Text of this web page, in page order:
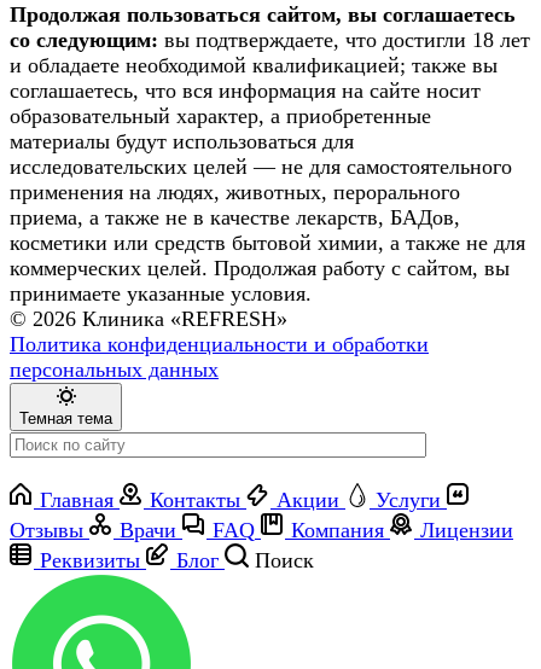
Продолжая пользоваться сайтом, вы соглашаетесь
со следующим: вы подтверждаете, что достигли 18 лет
и обладаете необходимой квалификацией; также вы
соглашаетесь, что вся информация на сайте носит
образовательный характер, а приобретенные
материалы будут использоваться для
исследовательских целей — не для самостоятельного
применения на людях, животных, перорального
приема, а также не в качестве лекарств, БАДов,
косметики или средств бытовой химии, а также не для
коммерческих целей. Продолжая работу с сайтом, вы
принимаете указанные условия.
© 2026 Клиника «REFRESH»
Политика конфиденциальности и обработки
персональных данных
Темная тема
Главная Контакты Акции
Услуги
Отзывы
Врачи FAQ Компания
Лицензии
Реквизиты
Блог Поиск